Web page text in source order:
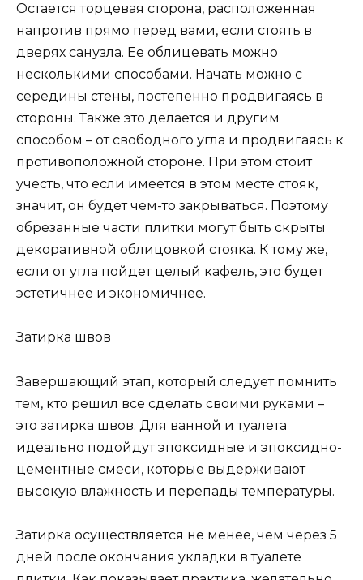
Остается торцевая сторона, расположенная
напротив прямо перед вами, если стоять в
дверях санузла. Ее облицевать можно
несколькими способами. Начать можно с
середины стены, постепенно продвигаясь в
стороны. Также это делается и другим
способом – от свободного угла и продвигаясь к
противоположной стороне. При этом стоит
учесть, что если имеется в этом месте стояк,
значит, он будет чем-то закрываться. Поэтому
обрезанные части плитки могут быть скрыты
декоративной облицовкой стояка. К тому же,
если от угла пойдет целый кафель, это будет
эстетичнее и экономичнее.
Затирка швов
Завершающий этап, который следует помнить
тем, кто решил все сделать своими руками –
это затирка швов. Для ванной и туалета
идеально подойдут эпоксидные и эпоксидно-
цементные смеси, которые выдерживают
высокую влажность и перепады температуры.
Затирка осуществляется не менее, чем через 5
дней после окончания укладки в туалете